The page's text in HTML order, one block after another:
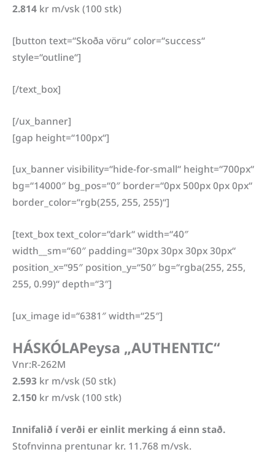
2.814 kr m/vsk (100 stk)
[button text=“Skoða vöru“ color=“success“
style=“outline“]
[/text_box]
[/ux_banner]
[gap height=“100px“]
[ux_banner visibility=“hide-for-small“ height=“700px“
bg=“14000″ bg_pos=“0″ border=“0px 500px 0px 0px“
border_color=“rgb(255, 255, 255)“]
[text_box text_color=“dark“ width=“40″
width__sm=“60″ padding=“30px 30px 30px 30px“
position_x=“95″ position_y=“50″ bg=“rgba(255, 255,
255, 0.99)“ depth=“3″]
[ux_image id=“6381″ width=“25″]
HÁSKÓLAPeysa „AUTHENTIC“
Vnr:R-262M
2.593 kr m/vsk (50 stk)
2.150 kr m/vsk (100 stk)
Innifalið í verði er einlit merking á einn stað.
Stofnvinna prentunar kr. 11.768 m/vsk.